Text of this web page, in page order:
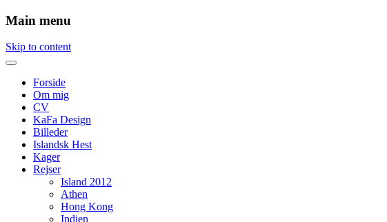
Main menu
Skip to content
Forside
Om mig
CV
KaFa Design
Billeder
Islandsk Hest
Kager
Rejser
Island 2012
Athen
Hong Kong
Indien